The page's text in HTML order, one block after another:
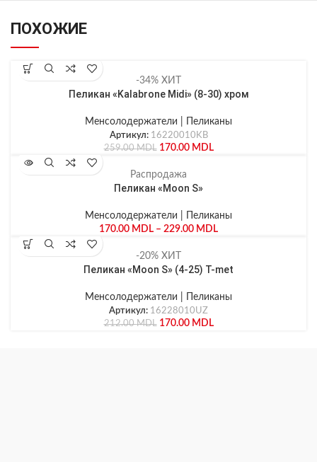
ПОХОЖИЕ
-34% ХИТ
Пеликан «Kalabrone Midi» (8-30) хром
Менсолодержатели | Пеликаны
Артикул: 16220010KB
259.00MDL 170.00 MDL
Распродажа
Пеликан «Moon S»
Менсолодержатели | Пеликаны
170.00 MDL – 229.00 MDL
-20% ХИТ
Пеликан «Moon S» (4-25) T-met
Менсолодержатели | Пеликаны
Артикул: 16228010UZ
212.00MDL 170.00 MDL